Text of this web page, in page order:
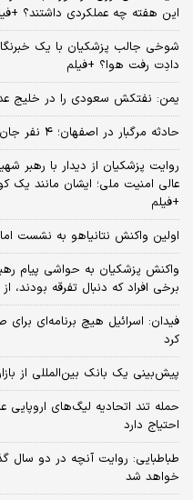
این هفته چه عملکردی داشتند؟
شوخی جالب پزشکیان با یک
دادِت رفت هوا؟ +فیلم
یمن: نفتکش سعودی را در خلیج
حادثه مرگبار در اصفهان؛ ۴ نفر جان باختند
روایت پزشکیان از دیدار با رهبر
عالی امنیت ملی؛ ایشان مانند یک
+فیلم
اولین واکنش نتانیاهو به نشست
واکنش پزشکیان به حواشی پیام
برخی افراد که دنبال تفرقه
فیدان: اسرائیل هیچ برنامه‌ای
کرد
پیش‌بینی یک بانک بین‌المللی از
حمله تند اتحادیه لیگ‌های اروپایی
احتیاج دارد
طباطبایی: روایت آنچه در دو
خواهد شد